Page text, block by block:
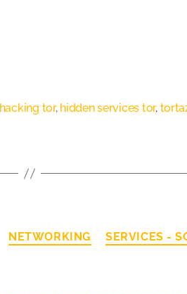
hacking tor, hidden services tor,
NETWORKING SERVICES -